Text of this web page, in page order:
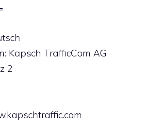
Kapsch TrafficCom AG
2